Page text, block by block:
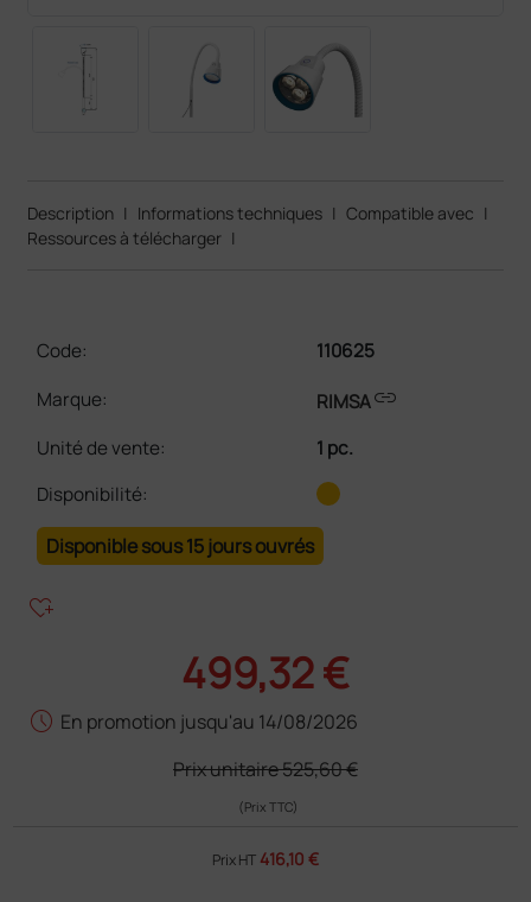
Description | Informations techniques | Compatible avec |
Ressources à télécharger |
Code:
110625
Marque:
RIMSAlink
Unité de vente:
1 pc.
Disponibilité:
Disponible sous 15 jours ouvrés
heart_plus
499,32 €
schedule En promotion jusqu'au 14/08/2026
Prix unitaire525,60 €
(Prix TTC)
Prix HT 416,10 €